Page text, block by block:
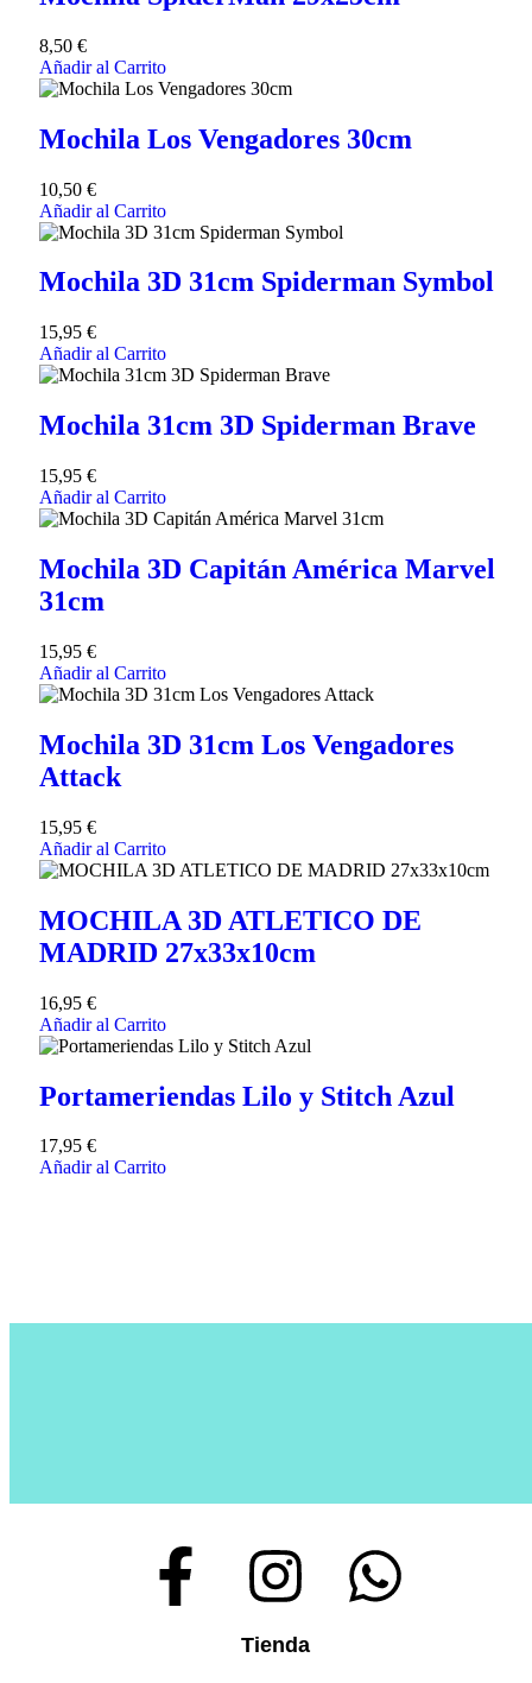
8,50 €
Añadir al Carrito
Mochila Los Vengadores 30cm
10,50 €
Añadir al Carrito
Mochila 3D 31cm Spiderman Symbol
15,95 €
Añadir al Carrito
Mochila 31cm 3D Spiderman Brave
15,95 €
Añadir al Carrito
Mochila 3D Capitán América Marvel
31cm
15,95 €
Añadir al Carrito
Mochila 3D 31cm Los Vengadores
Attack
15,95 €
Añadir al Carrito
MOCHILA 3D ATLETICO DE
MADRID 27x33x10cm
16,95 €
Añadir al Carrito
Portameriendas Lilo y Stitch Azul
17,95 €
Añadir al Carrito
Tienda